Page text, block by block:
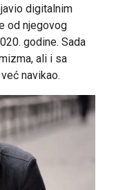
digitalnim
od njegovog
godine. Sada
ali i sa
navikao.